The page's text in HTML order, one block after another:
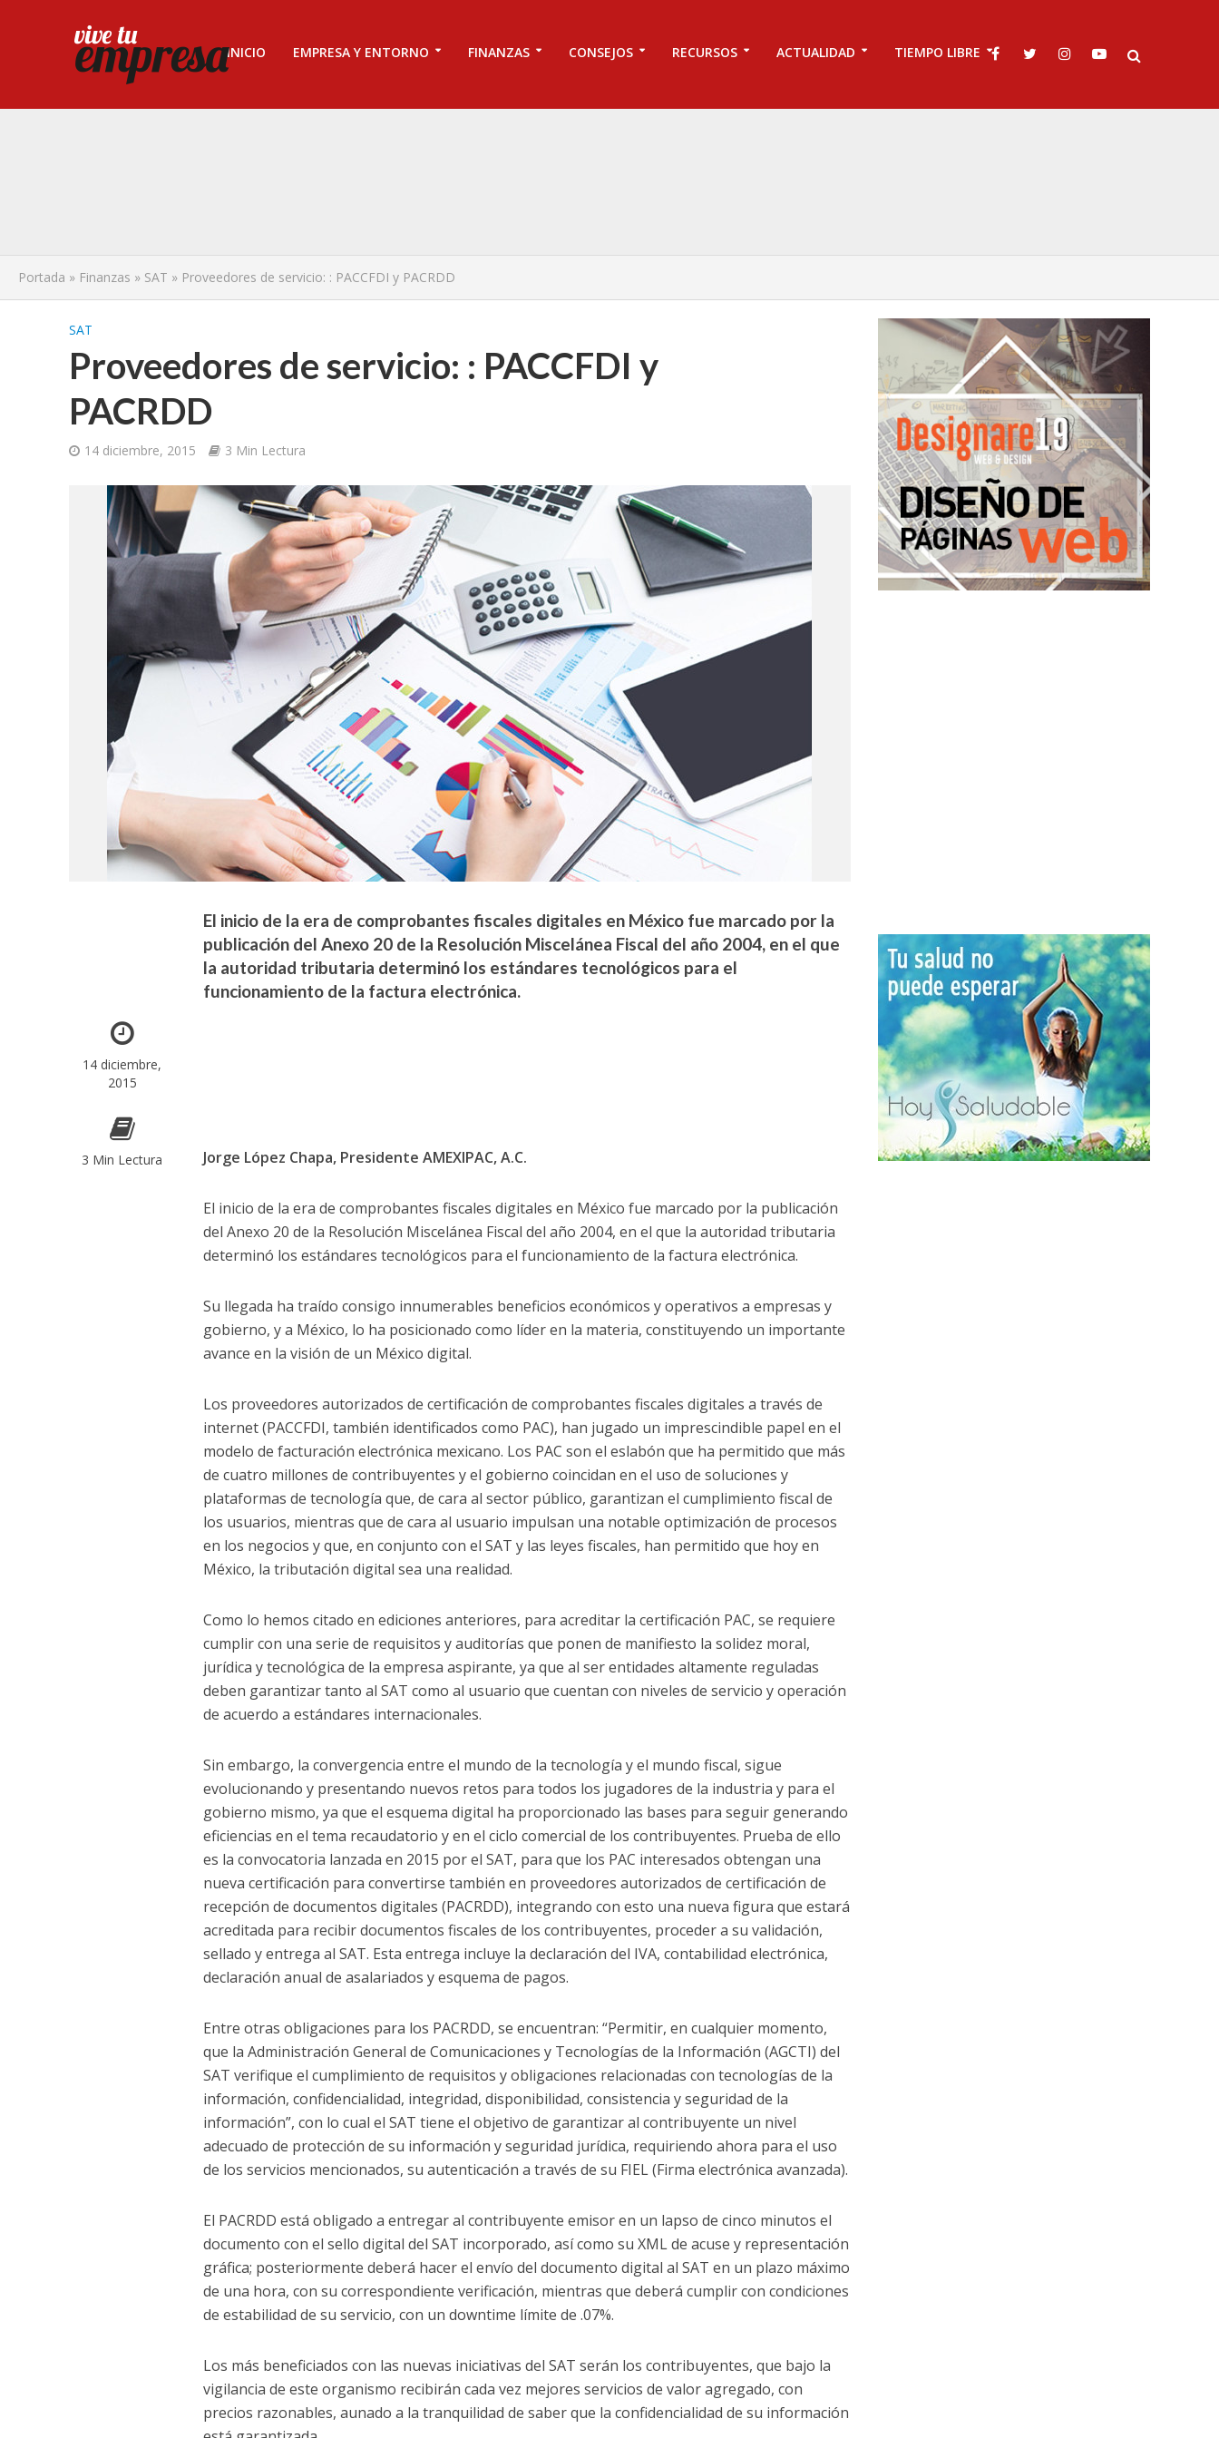
INICIO EMPRESA Y ENTORNO FINANZAS CONSEJOS RECURSOS ACTUALIDAD TIEMPO LIBRE
Portada » Finanzas » SAT » Proveedores de servicio: : PACCFDI y PACRDD
SAT
Proveedores de servicio: : PACCFDI y
PACRDD
14 diciembre, 2015 3 Min Lectura
14 diciembre,
2015
3 Min Lectura
El inicio de la era de comprobantes fiscales digitales en México fue marcado por la
publicación del Anexo 20 de la Resolución Miscelánea Fiscal del año 2004, en el que
la autoridad tributaria determinó los estándares tecnológicos para el
funcionamiento de la factura electrónica.
Jorge López Chapa, Presidente AMEXIPAC, A.C.
El inicio de la era de comprobantes fiscales digitales en México fue marcado por la publicación
del Anexo 20 de la Resolución Miscelánea Fiscal del año 2004, en el que la autoridad tributaria
determinó los estándares tecnológicos para el funcionamiento de la factura electrónica.
Su llegada ha traído consigo innumerables beneficios económicos y operativos a empresas y
gobierno, y a México, lo ha posicionado como líder en la materia, constituyendo un importante
avance en la visión de un México digital.
Los proveedores autorizados de certificación de comprobantes fiscales digitales a través de
internet (PACCFDI, también identificados como PAC), han jugado un imprescindible papel en el
modelo de facturación electrónica mexicano. Los PAC son el eslabón que ha permitido que más
de cuatro millones de contribuyentes y el gobierno coincidan en el uso de soluciones y
plataformas de tecnología que, de cara al sector público, garantizan el cumplimiento fiscal de
los usuarios, mientras que de cara al usuario impulsan una notable optimización de procesos
en los negocios y que, en conjunto con el SAT y las leyes fiscales, han permitido que hoy en
México, la tributación digital sea una realidad.
Como lo hemos citado en ediciones anteriores, para acreditar la certificación PAC, se requiere
cumplir con una serie de requisitos y auditorías que ponen de manifiesto la solidez moral,
jurídica y tecnológica de la empresa aspirante, ya que al ser entidades altamente reguladas
deben garantizar tanto al SAT como al usuario que cuentan con niveles de servicio y operación
de acuerdo a estándares internacionales.
Sin embargo, la convergencia entre el mundo de la tecnología y el mundo fiscal, sigue
evolucionando y presentando nuevos retos para todos los jugadores de la industria y para el
gobierno mismo, ya que el esquema digital ha proporcionado las bases para seguir generando
eficiencias en el tema recaudatorio y en el ciclo comercial de los contribuyentes. Prueba de ello
es la convocatoria lanzada en 2015 por el SAT, para que los PAC interesados obtengan una
nueva certificación para convertirse también en proveedores autorizados de certificación de
recepción de documentos digitales (PACRDD), integrando con esto una nueva figura que estará
acreditada para recibir documentos fiscales de los contribuyentes, proceder a su validación,
sellado y entrega al SAT. Esta entrega incluye la declaración del IVA, contabilidad electrónica,
declaración anual de asalariados y esquema de pagos.
Entre otras obligaciones para los PACRDD, se encuentran: “Permitir, en cualquier momento,
que la Administración General de Comunicaciones y Tecnologías de la Información (AGCTI) del
SAT verifique el cumplimiento de requisitos y obligaciones relacionadas con tecnologías de la
información, confidencialidad, integridad, disponibilidad, consistencia y seguridad de la
información”, con lo cual el SAT tiene el objetivo de garantizar al contribuyente un nivel
adecuado de protección de su información y seguridad jurídica, requiriendo ahora para el uso
de los servicios mencionados, su autenticación a través de su FIEL (Firma electrónica avanzada).
El PACRDD está obligado a entregar al contribuyente emisor en un lapso de cinco minutos el
documento con el sello digital del SAT incorporado, así como su XML de acuse y representación
gráfica; posteriormente deberá hacer el envío del documento digital al SAT en un plazo máximo
de una hora, con su correspondiente verificación, mientras que deberá cumplir con condiciones
de estabilidad de su servicio, con un downtime límite de .07%.
Los más beneficiados con las nuevas iniciativas del SAT serán los contribuyentes, que bajo la
vigilancia de este organismo recibirán cada vez mejores servicios de valor agregado, con
precios razonables, aunado a la tranquilidad de saber que la confidencialidad de su información